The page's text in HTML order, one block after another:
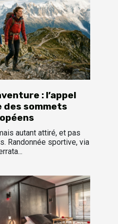
: l’appel
sommets
autant attiré, et pas
Randonnée sportive, via